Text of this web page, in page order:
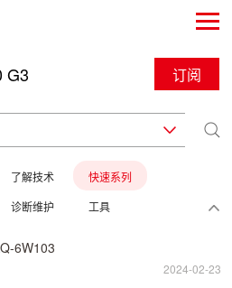
G3 订阅
了解技术
快速系列
诊断维护 工具
6W103
2024-02-23